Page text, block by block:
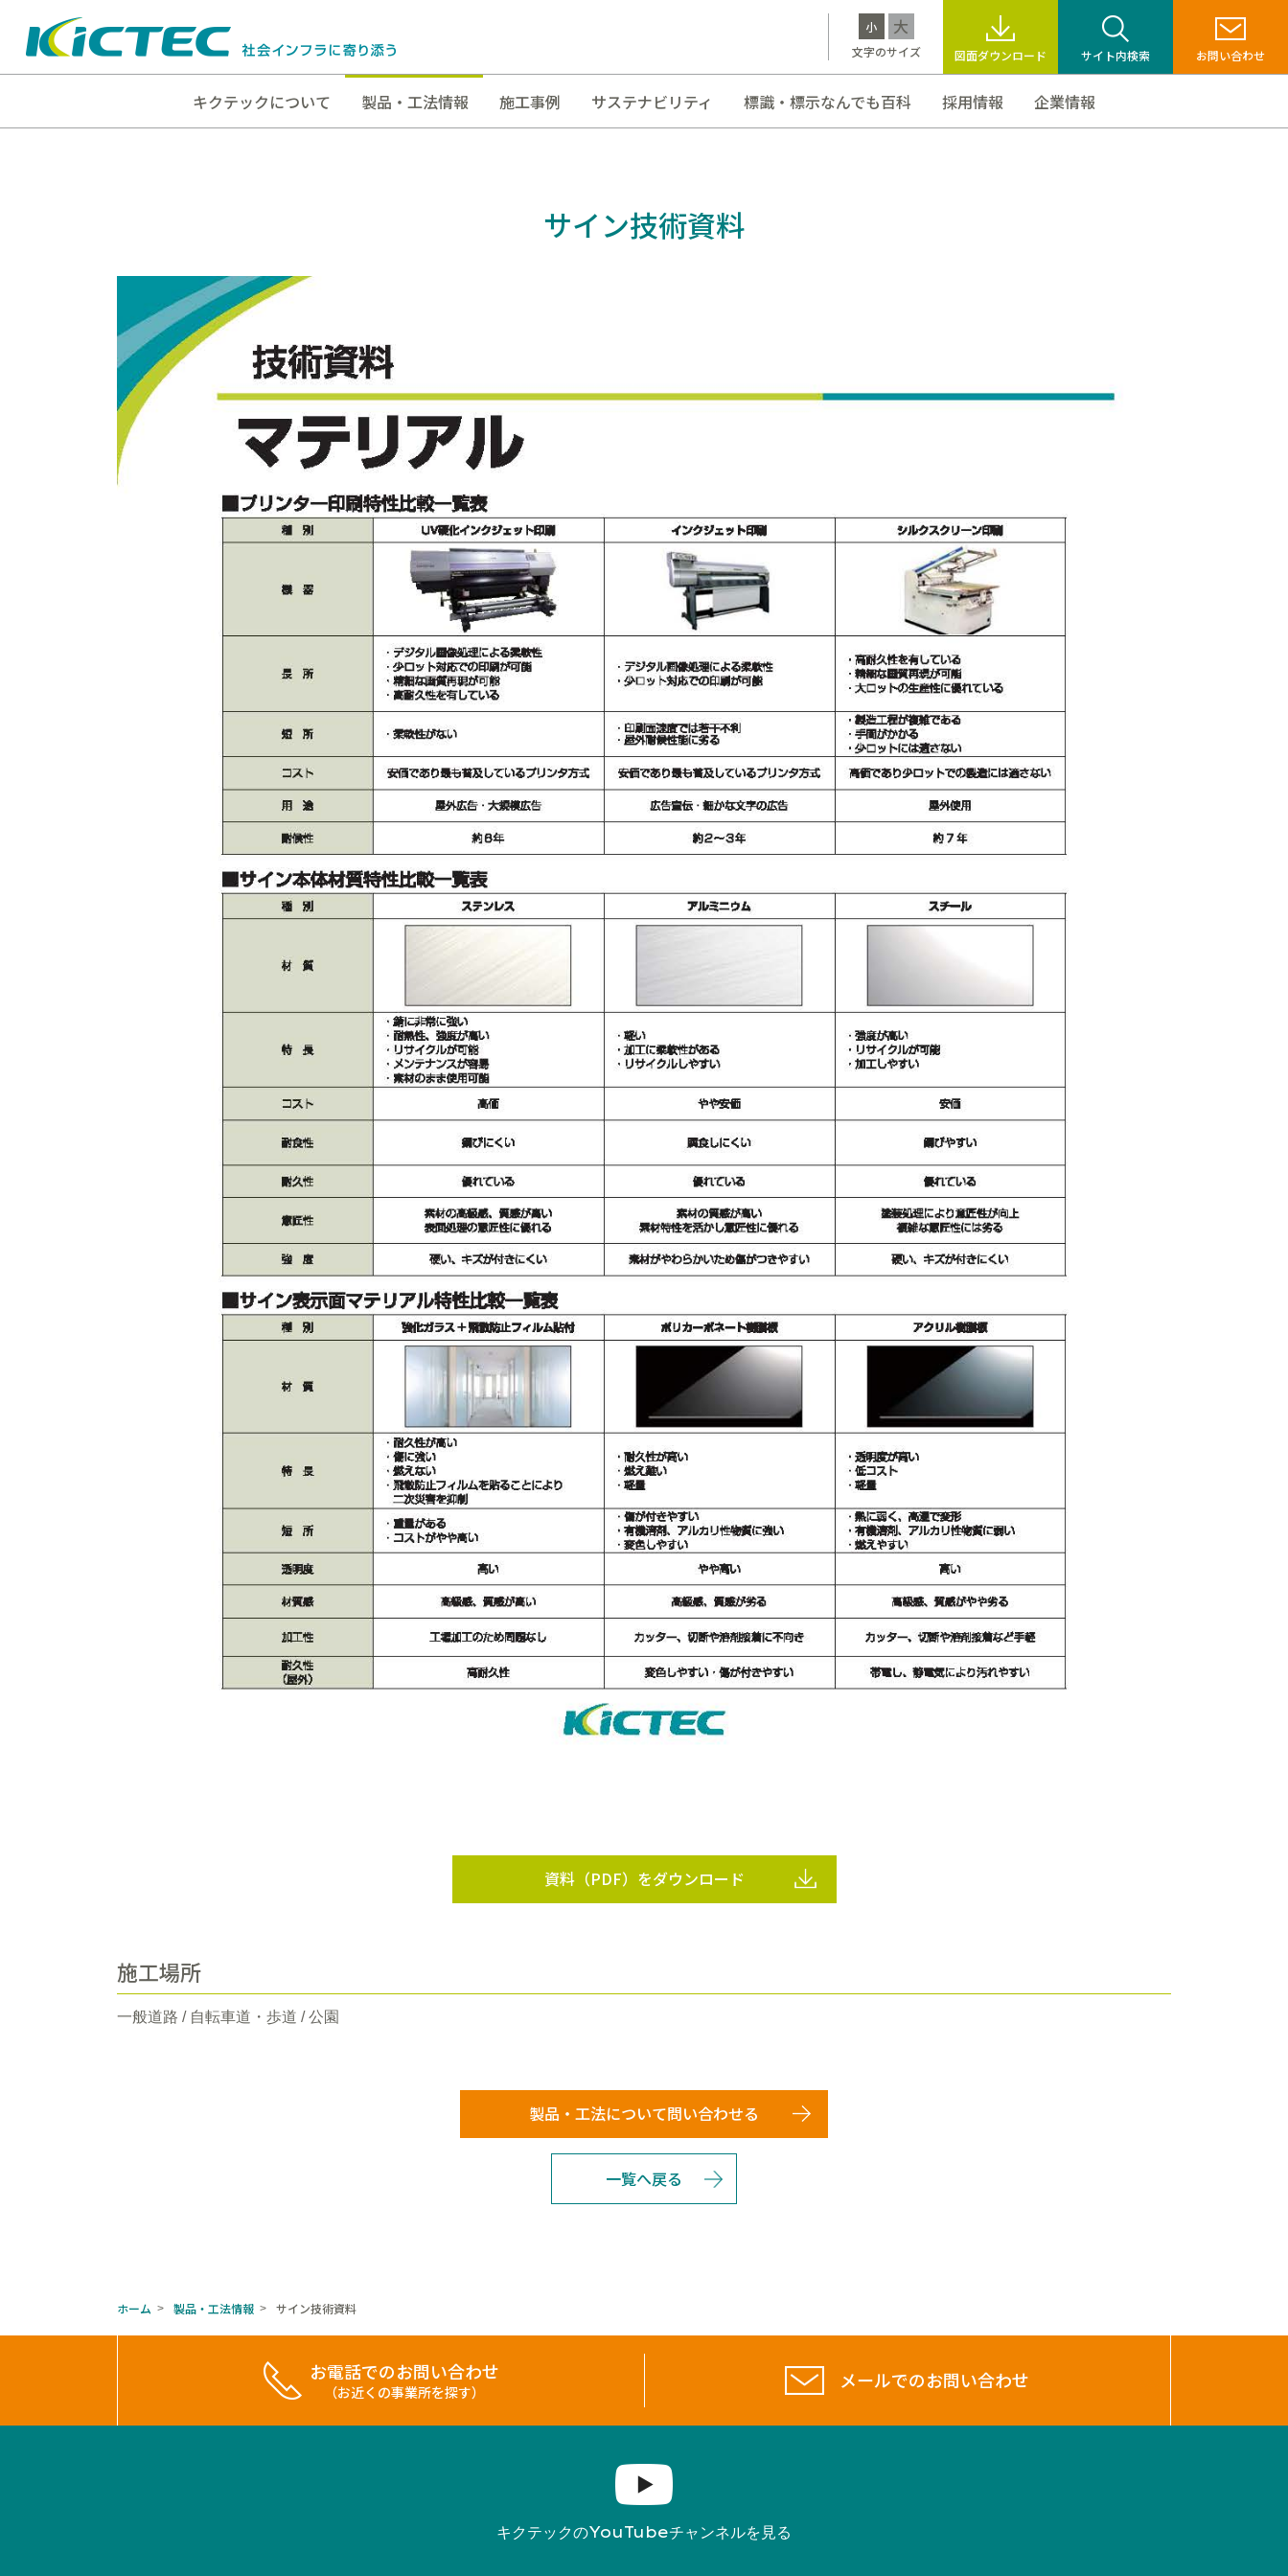
小 大
文字のサイズ 図面ダウンロード サイト内検索 お問い合わせ
キクテックについて 製品・工法情報 施工事例 サステナビリティ 標識・標示なんでも百科 採用情報 企業情報
サイン技術資料
資料（PDF）をダウンロード
施工場所
一般道路 / 自転車道・歩道 / 公園
製品・工法について問い合わせる
一覧へ戻る
ホーム > 製品・工法情報 > サイン技術資料
お電話でのお問い合わせ
（お近くの事業所を探す） メールでのお問い合わせ
キクテックのYouTubeチャンネルを見る